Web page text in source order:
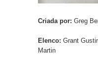
Criada por: Greg
Elenco: Grant
Martin